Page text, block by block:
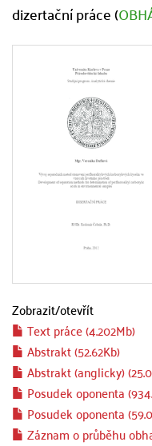
dizertační práce (
Zobrazit/otevřít
Text práce (4.202Mb)
Abstrakt (52.62Kb)
Abstrakt (anglicky)
Posudek oponenta
Posudek oponenta
Záznam o průběhu